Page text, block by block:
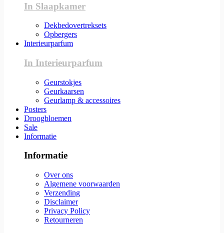
In Slaapkamer
Dekbedovertreksets
Opbergers
Interieurparfum
In Interieurparfum
Geurstokjes
Geurkaarsen
Geurlamp & accessoires
Posters
Droogbloemen
Sale
Informatie
Informatie
Over ons
Algemene voorwaarden
Verzending
Disclaimer
Privacy Policy
Retourneren